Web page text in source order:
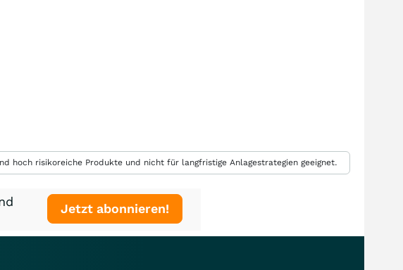
hoch risikoreiche Produkte und nicht für langfristige Anlagestrategien geeignet.
Jetzt abonnieren!